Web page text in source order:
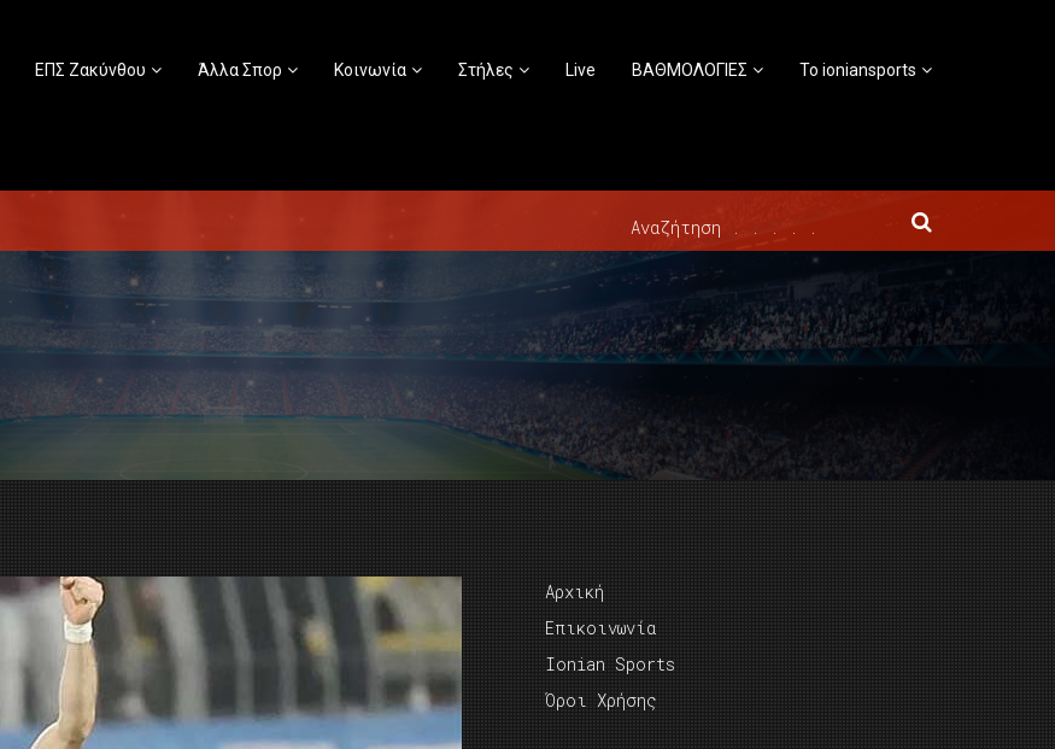
ΕΠΣ Ζακύνθου Άλλα Σπορ Κοινωνία Στήλες Live ΒΑΘΜΟΛΟΓΙΕΣ Το ioniansports
Αρχική
Επικοινωνία
Ionian Sports
Όροι Χρήσης